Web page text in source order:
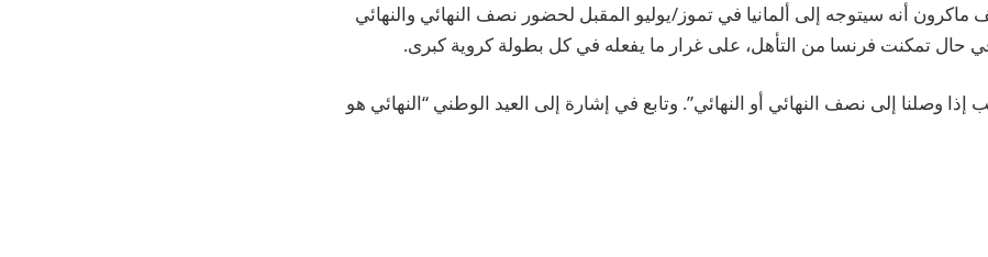
أنه سيتوجه إلى ألمانيا في تموز/يوليو المقبل لحضور نصف النهائي والنهائي
وصلنا إلى نصف النهائي أو النهائي”. وتابع في إشارة إلى العيد الوطني “النهائي هو